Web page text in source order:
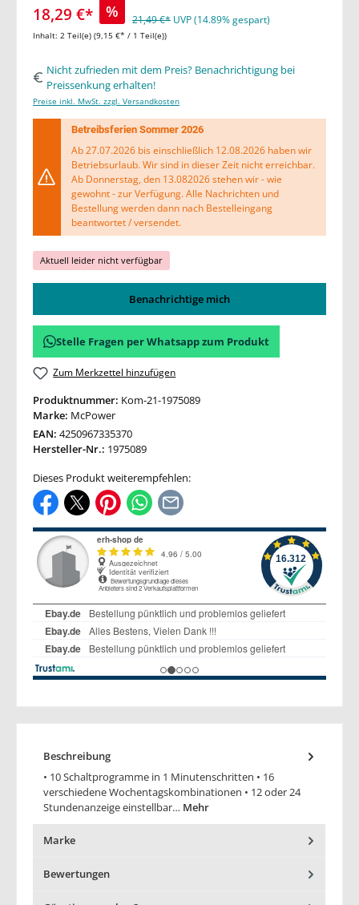
18,29 €* % 21,49 €* UVP (14.89% gespart)
Inhalt: 2 Teil(e) (9,15 €* / 1 Teil(e))
Nicht zufrieden mit dem Preis? Benachrichtigung bei
Preissenkung erhalten!
Preise inkl. MwSt. zzgl. Versandkosten
Betreibsferien Sommer 2026
Ab 27.07.2026 bis einschließlich 12.08.2026 haben wir
Betriebsurlaub. Wir sind in dieser Zeit nicht erreichbar.
Ab Donnerstag, den 13.082026 stehen wir - wie
gewohnt - zur Verfügung. Alle Nachrichten und
Bestellung werden dann nach Bestelleingang
beantwortet / versendet.
Aktuell leider nicht verfügbar
Benachrichtige mich
Stelle Fragen per Whatsapp zum Produkt
Zum Merkzettel hinzufügen
Produktnummer: Kom-21-1975089
Marke: McPower
EAN: 4250967335370
Hersteller-Nr.: 1975089
Dieses Produkt weiterempfehlen:
Beschreibung
• 10 Schaltprogramme in 1 Minutenschritten • 16
verschiedene Wochentagskombinationen • 12 oder 24
Stundenanzeige einstellbar… Mehr
Marke
Bewertungen